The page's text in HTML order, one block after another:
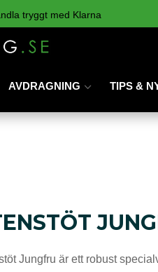
tryggt med Klarna
AVDRAGNING TIPS &
Jungfru är ett robust